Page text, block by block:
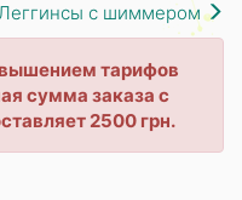
с шиммером
тарифов
сумма заказа с
2500 грн.